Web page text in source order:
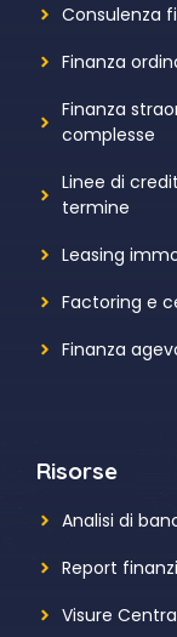
Consulenza
Finanza
Finanza
complesse
Linee di
termine
Leasing
Factoring e
Finanza
Risorse
Analisi di
Report
Visure